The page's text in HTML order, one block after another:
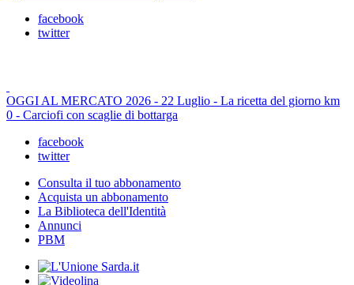
facebook
twitter
OGGI AL MERCATO 2026 - 22 Luglio - La ricetta del giorno km
0 - Carciofi con scaglie di bottarga
facebook
twitter
Consulta il tuo abbonamento
Acquista un abbonamento
La Biblioteca dell'Identità
Annunci
PBM